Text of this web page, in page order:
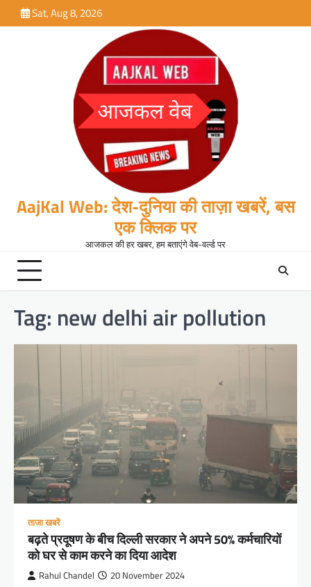
to
Sat, Aug 8, 2026
AajKal Web: देश-दुनिया की ताज़ा खबरें, बस
एक क्लिक पर
आजकल की हर खबर, हम बताएंगे वेब-वर्ल्ड पर
Tag: new delhi air pollution
ताजा खबरें
बढ़ते प्रदूषण के बीच दिल्ली सरकार ने अपने 50% कर्मचारियों
को घर से काम करने का दिया आदेश
Rahul Chandel 20 November 2024